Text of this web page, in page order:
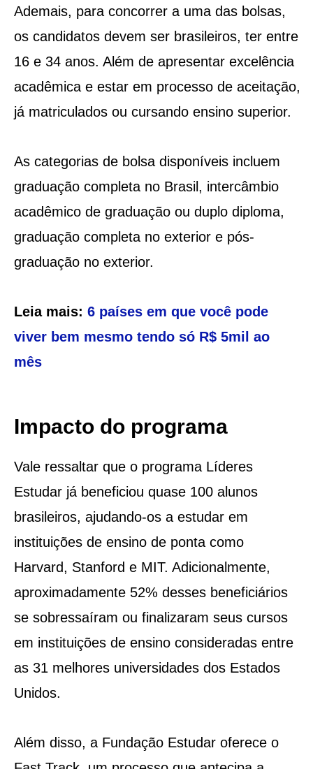
Ademais, para concorrer a uma das bolsas,
os candidatos devem ser brasileiros, ter entre
16 e 34 anos. Além de apresentar excelência
acadêmica e estar em processo de aceitação,
já matriculados ou cursando ensino superior.
As categorias de bolsa disponíveis incluem
graduação completa no Brasil, intercâmbio
acadêmico de graduação ou duplo diploma,
graduação completa no exterior e pós-
graduação no exterior.
Leia mais: 6 países em que você pode
viver bem mesmo tendo só R$ 5mil ao
mês
Impacto do programa
Vale ressaltar que o programa Líderes
Estudar já beneficiou quase 100 alunos
brasileiros, ajudando-os a estudar em
instituições de ensino de ponta como
Harvard, Stanford e MIT. Adicionalmente,
aproximadamente 52% desses beneficiários
se sobressaíram ou finalizaram seus cursos
em instituições de ensino consideradas entre
as 31 melhores universidades dos Estados
Unidos.
Além disso, a Fundação Estudar oferece o